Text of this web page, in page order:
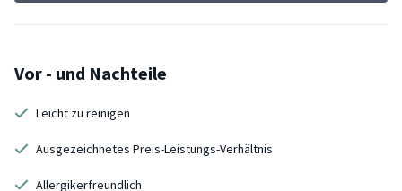
Vor - und Nachteile
Leicht zu reinigen
Ausgezeichnetes Preis-Leistungs-Verhältnis
Allergikerfreundlich